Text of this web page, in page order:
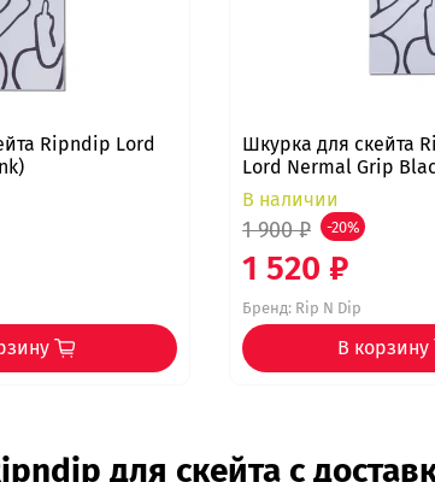
Ripndip Lord
Шкурка для скейта
Lord Nermal Grip
В наличии
1 900 ₽ -20%
1 520 ₽
Бренд: Rip N Dip
В корзину
для скейта с